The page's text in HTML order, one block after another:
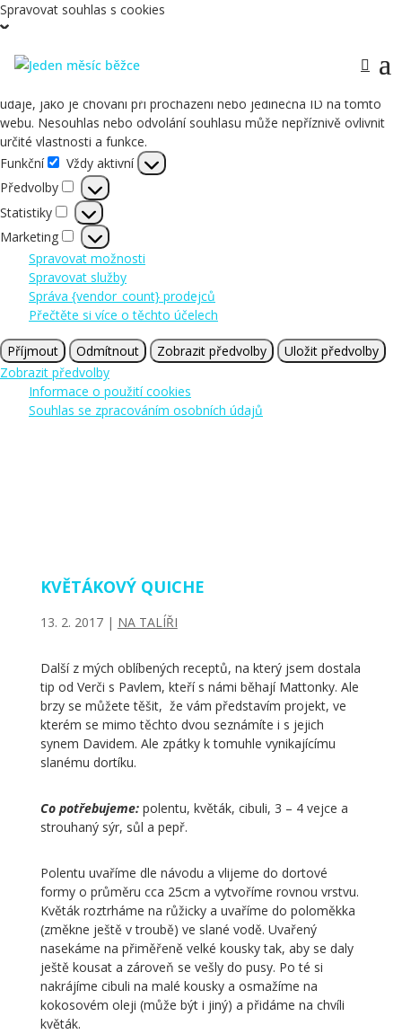
Spravovat souhlas s cookies
přístupu k informacím o zařízení, technologie jako jsou soubory
údaje, jako je chování při procházení nebo jedinečná ID na tomto
webu. Nesouhlas nebo odvolání souhlasu může nepříznivě ovlivnit
určité vlastnosti a funkce.
Funkční
Funkční
Vždy aktivní
Předvolby
Předvolby
Statistiky
Statistiky
Marketing
Marketing
Spravovat možnosti
Spravovat služby
Správa {vendor_count} prodejců
Přečtěte si více o těchto účelech
Příjmout Odmítnout Zobrazit předvolby
Uložit předvolby
Zobrazit předvolby
Informace o použití cookies
Souhlas se zpracováním osobních údajů
KVĚTÁKOVÝ QUICHE
13. 2. 2017| NA TALÍŘI
Další z mých oblíbených receptů, na který jsem dostala
tip od Verči s Pavlem, kteří s námi běhají Mattonky. Ale
brzy se můžete těšit, že vám představím projekt, ve
kterém se mimo těchto dvou seznámíte i s jejich
synem Davidem. Ale zpátky k tomuhle vynikajícímu
slanému dortíku.
Co potřebujeme:polentu, květák, cibuli, 3 – 4 vejce a
strouhaný sýr, sůl a pepř.
Polentu uvaříme dle návodu a vlijeme do dortové
formy o průměru cca 25cm a vytvoříme rovnou vrstvu.
Květák roztrháme na růžicky a uvaříme do poloměkka
(změkne ještě v troubě) ve slané vodě. Uvařený
nasekáme na přiměřeně velké kousky tak, aby se daly
ještě kousat a zároveň se vešly do pusy. Po té si
nakrájíme cibuli na malé kousky a osmažíme na
kokosovém oleji (může být i jiný) a přidáme na chvíli
květák.